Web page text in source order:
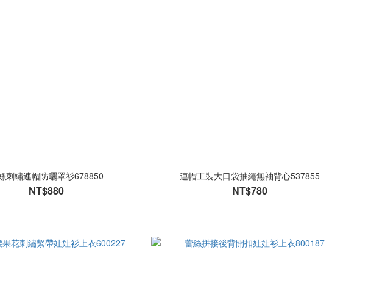
刺繡連帽防曬罩衫678850
NT$880
連帽工裝大口袋抽繩無袖背心537855
NT$780